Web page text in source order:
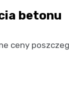
betonu
ceny